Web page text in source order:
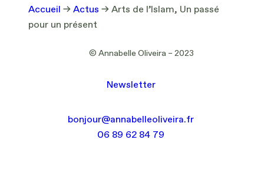
Accueil → Actus → Arts de l’Islam, Un passé
pour un présent
© Annabelle Oliveira – 2023
Newsletter
bonjour@annabelleoliveira.fr
06 89 62 84 79